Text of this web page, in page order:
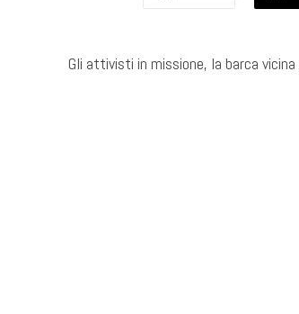
Gli attivisti in missione, la barca vicina